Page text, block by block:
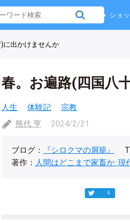
ショ
に出かけませんか
春。お遍路(四国八
人生 体験記
宗教
熊代 亨
2024/2/21
ブログ： 『シロクマの屑籠』
著作： 人間はどこまで家畜か: 現
0